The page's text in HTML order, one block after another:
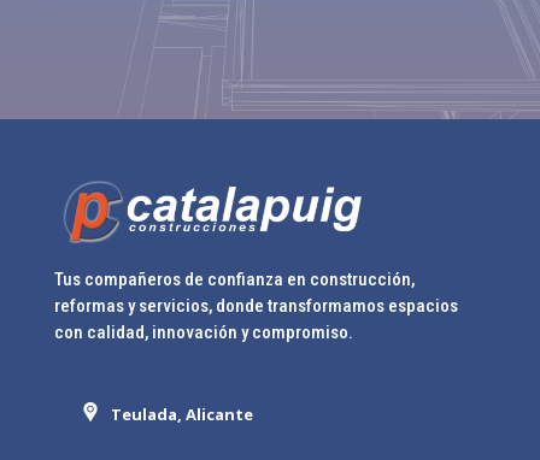
Tus compañeros de confianza en construcción,
reformas y servicios, donde transformamos espacios
con calidad, innovación y compromiso.
Teulada, Alicante